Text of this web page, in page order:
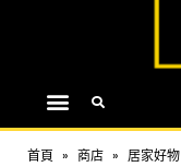
首頁 » 商店 » 居家好物